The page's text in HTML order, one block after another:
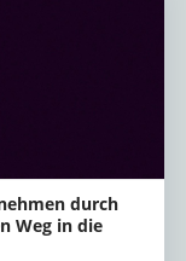
durch
Weg in die